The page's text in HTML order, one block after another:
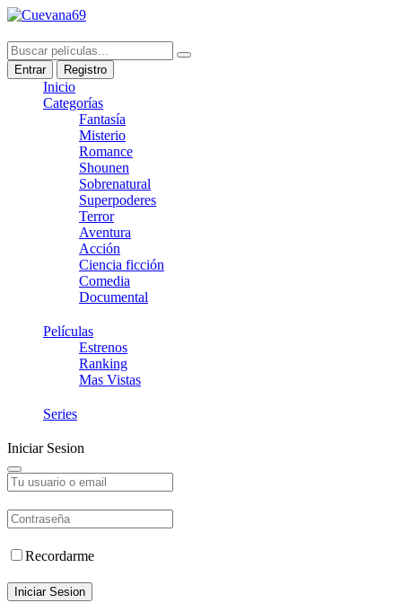
Entrar Registro
Inicio
Categorías
Fantasía
Misterio
Romance
Shounen
Sobrenatural
Superpoderes
Terror
Aventura
Acción
Ciencia ficción
Comedia
Documental
Películas
Estrenos
Ranking
Mas Vistas
Series
Iniciar Sesion
Recordarme
Iniciar Sesion